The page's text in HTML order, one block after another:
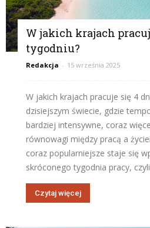
W jakich krajach
tygodniu?
Redakcja - 15 września 2025
W jakich krajach pracuje się 4
dzisiejszym świecie, gdzie
bardziej intensywne, coraz
równowagi między pracą a
coraz popularniejsze staje się
skróconego tygodnia pracy,
Czytaj więcej